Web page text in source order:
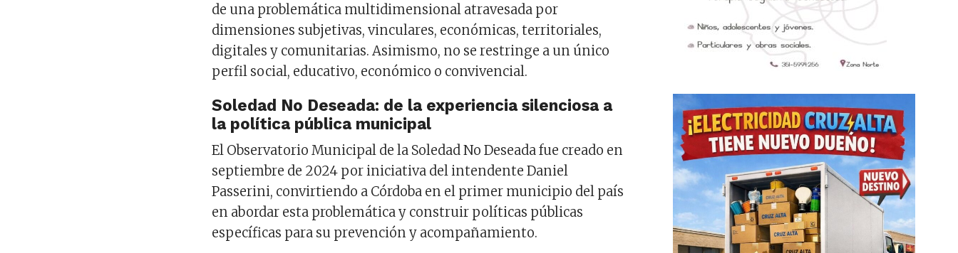
de una problemática multidimensional atravesada por
dimensiones subjetivas, vinculares, económicas, territoriales,
digitales y comunitarias. Asimismo, no se restringe a un único
perfil social, educativo, económico o convivencial.
Soledad No Deseada: de la experiencia silenciosa a
la política pública municipal
El Observatorio Municipal de la Soledad No Deseada fue creado en
septiembre de 2024 por iniciativa del intendente Daniel
Passerini, convirtiendo a Córdoba en el primer municipio del país
en abordar esta problemática y construir políticas públicas
específicas para su prevención y acompañamiento.